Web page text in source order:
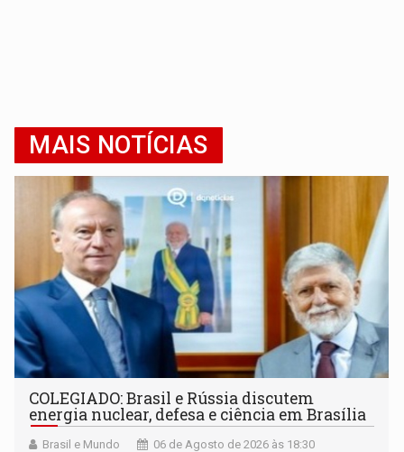
MAIS NOTÍCIAS
COLEGIADO: Brasil e Rússia discutem
energia nuclear, defesa e ciência em Brasília
Brasil e Mundo 06 de Agosto de 2026 às 18:30